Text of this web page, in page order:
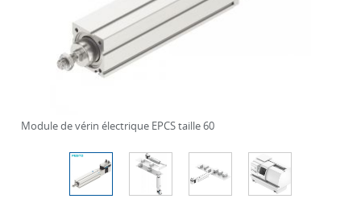
Module de vérin électrique EPCS taille 60